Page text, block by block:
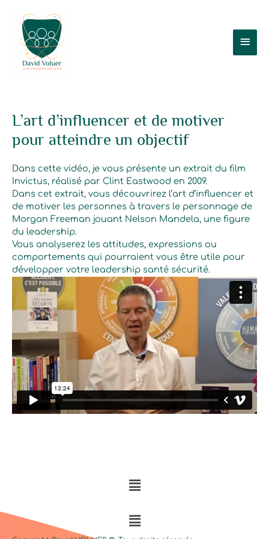
contenu
L’art d’influencer et de motiver
pour atteindre un objectif
Dans cette vidéo, je vous présente un extrait du film
Invictus, réalisé par Clint Eastwood en 2009.
Dans cet extrait, vous découvrirez l’art d’influencer et
de motiver les personnes à travers le personnage de
Morgan Freeman jouant Nelson Mandela, une figure
du leadership.
Vous analyserez les attitudes, expressions ou
comportements qui pourraient vous être utile pour
développer votre leadership santé sécurité.
Menu
Menu